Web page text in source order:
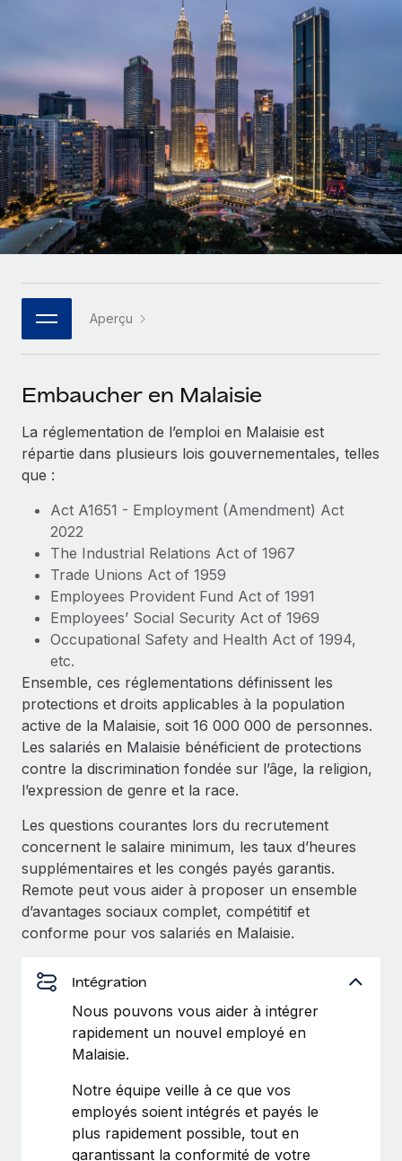
Gestion des freelances
Intégrez et gérez vos freelances partout dans le monde
PEO
Sous-traitez les opérations complexes liées à l’emploi
INFRASTRUCTURE
Intégration Remote
Intégrez vos RH aux flux de travail en toute simplicité
Plateforme
Des fonctions RH clés intégrées pour votre équipe
Connectez n'importe quel outil d’IA à Remote grâce à
notre MCP
Rationalisez vos processus avec des outils essentiels
SERVICES
Demandez aux experts
Recevez des conseils d’experts sur les RH à
l’international et la conformité
Contrôles d’antécédents
Simplifiez vos processus de présélection des
candidats
Remote Watchtower
matière de conformité
Gestion des appareils
Achetez et suivez vos équipements informatiques
dans le monde entier
Création d’entité
Établissez des entités rapidement et en toute
conformité
Mobilité et déménagement international
Organisez facilement le déménagement de vos
employés
Avantages sociaux
Gérez facilement les avantages sociaux
Examinez notre service par rapport aux autres
CROISSANCE
Start-ups
Des solutions agiles et internationales pour les RH et la
paie des entreprises en pleine croissance
Entreprises intermédiaires
Développez vos équipes avec des solutions RH sur
mesure
Entreprise
Les RH à l’international pour les grandes entreprises
Partenaires stratégiques de la tech
Devenir partenaire
Remote Build Bientôt disponible
Conseil en intégrations et automatisations assistées par
l’IA
ÉTUDES DE CAS
Calculateur de paiement des freelances
Découvrez les devises disponibles et les vitesses de
paiement pour vos freelances internationaux
APPRENDRE AVEC REMOTE
Recherche et guides
Études de cas
Checklists et modèles
Descriptions de postes
Salle de presse
Données sur les salaires et les talents
Centre de ressources
Obtenir de l’aide
Voir toutes les ressources
Paie multipays
EOR et PEO
Gestion des freelances
Taxes
Explorer le blog
BLOG
Mises à jour des produits de Remote :
Intégrations Gusto et Xero et Gestion des
Remote a toujours pour mission d'aider les entreprises de
toute taille à embaucher, gérer et payer...
En savoir plus
Comment Phiture gère ses 55 employés
répartis dans 19 pays grâce à Remote
Français
Deutsch
Español
Italiano
Português (Portugal)
日本語
한국어
Connexion
Aperçu
Embaucher en Malaisie
La réglementation de l’emploi en Malaisie est
répartie dans plusieurs lois gouvernementales, telles
que :
Act A1651 - Employment (Amendment) Act
2022
The Industrial Relations Act of 1967
Trade Unions Act of 1959
Employees Provident Fund Act of 1991
Employees’ Social Security Act of 1969
Occupational Safety and Health Act of 1994,
etc.
Ensemble, ces réglementations définissent les
protections et droits applicables à la population
active de la Malaisie, soit 16 000 000 de personnes.
Les salariés en Malaisie bénéficient de protections
contre la discrimination fondée sur l’âge, la religion,
l’expression de genre et la race.
Les questions courantes lors du recrutement
concernent le salaire minimum, les taux d’heures
supplémentaires et les congés payés garantis.
Remote peut vous aider à proposer un ensemble
d’avantages sociaux complet, compétitif et
conforme pour vos salariés en Malaisie.
Intégration
Nous pouvons vous aider à intégrer
rapidement un nouvel employé en
Malaisie.
Notre équipe veille à ce que vos
employés soient intégrés et payés le
plus rapidement possible, tout en
garantissant la conformité de votre